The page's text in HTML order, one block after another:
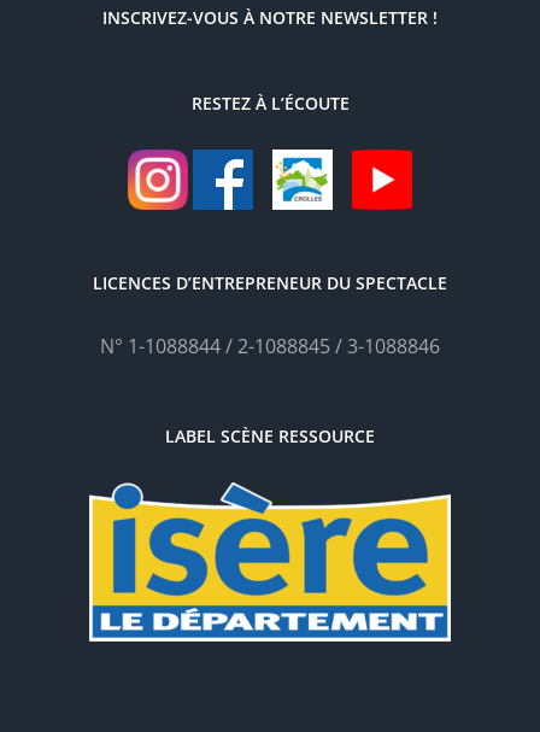
INSCRIVEZ-VOUS À NOTRE NEWSLETTER !
RESTEZ À L’ÉCOUTE
LICENCES D’ENTREPRENEUR DU SPECTACLE
N° 1-1088844 / 2-1088845 / 3-1088846
LABEL SCÈNE RESSOURCE